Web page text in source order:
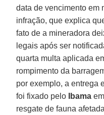
data de vencimento em
infração, que explica
fato de a mineradora
legais após ser
quarta multa aplicada
rompimento da
por exemplo, a entrega
foi fixado pelo
Ibama
resgate de fauna